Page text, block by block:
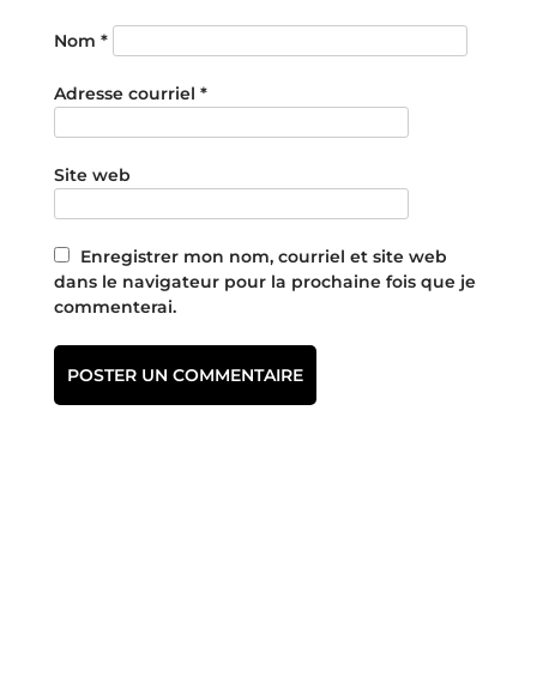
Nom *
Adresse courriel *
Site web
Enregistrer mon nom, courriel et site web
dans le navigateur pour la prochaine fois que je
commenterai.